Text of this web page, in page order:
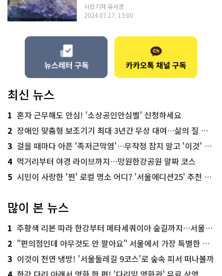
시민기자 유서경
2024.07.17. 13:00
최신 뉴스
1 혼자 근무해도 안심! '소상공인안심벨' 신청하세요
2 장애인 맞춤형 보조기기 최대 3년간 무상 대여…삶의 질 높인다
3 걸을 때마다 아픈 '족저근막염'…무작정 참지 말고 '이것' 해보세요!
4 먹거리부터 야경 라이브까지…망원한강공원 알짜 코스
5 시민이 사랑한 '찐' 로컬 명소 어디? '서울에디션25' 추천 코스
많이 본 뉴스
1 주황색 리본 따라 한강부터 메타세쿼이아 숲길까지…서울둘레길 15코스
2 "편의점인데 아무것도 안 팔아요" 서울에서 가장 특별한 편의점의 정체
3 이것이 천연 냉방! '서울둘레길 9코스'로 숲속 피서 떠나볼까